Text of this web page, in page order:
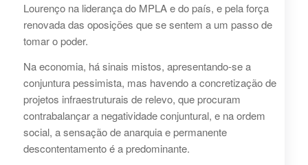
Lourenço na liderança do MPLA e do país, e pela força
renovada das oposições que se sentem a um passo de
tomar o poder.
Na economia, há sinais mistos, apresentando-se a
conjuntura pessimista, mas havendo a concretização de
projetos infraestruturais de relevo, que procuram
contrabalançar a negatividade conjuntural, e na ordem
social, a sensação de anarquia e permanente
descontentamento é a predominante.